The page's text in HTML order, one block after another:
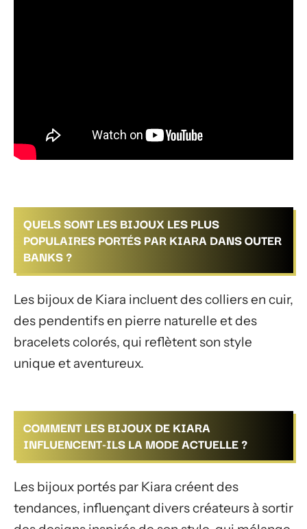
QUELS SONT LES BIJOUX LES PLUS
POPULAIRES PORTÉS PAR KIARA DANS OUTER
BANKS ?
Les bijoux de Kiara incluent des colliers en cuir,
des pendentifs en pierre naturelle et des
bracelets colorés, qui reflètent son style
unique et aventureux.
COMMENT LES BIJOUX DE KIARA
INFLUENCENT-ILS LA MODE ACTUELLE ?
Les bijoux portés par Kiara créent des
tendances, influençant divers créateurs à sortir